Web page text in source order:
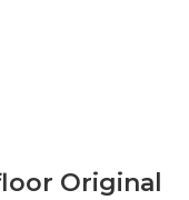
Original